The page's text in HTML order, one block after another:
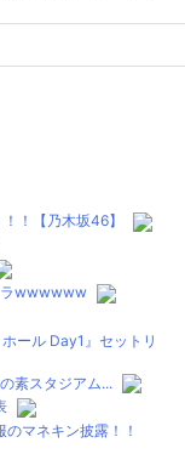
！【乃木坂46】
ラwwwwww
ール Day1』セットリ
素スタジアム...
マネキン披露！！